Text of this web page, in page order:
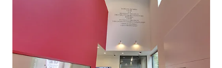
アクセス
お問い合わせ